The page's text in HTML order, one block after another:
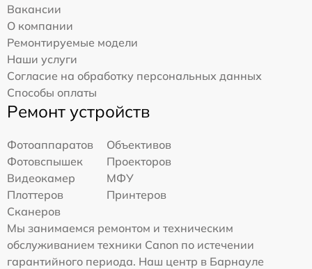
Вакансии
О компании
Ремонтируемые модели
Наши услуги
Согласие на обработку персональных данных
Способы оплаты
Ремонт устройств
Фотоаппаратов
Объективов
Фотовспышек
Проекторов
Видеокамер
МФУ
Плоттеров
Принтеров
Сканеров
Мы занимаемся ремонтом и техническим
обслуживанием техники Canon по истечении
гарантийного периода. Наш центр в Барнауле